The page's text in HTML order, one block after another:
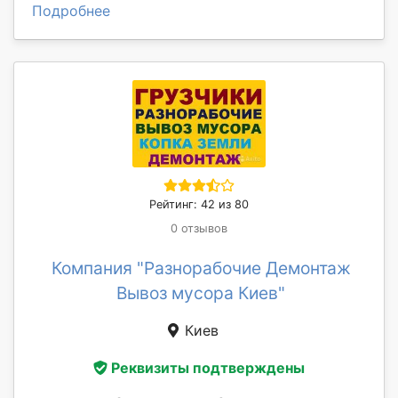
Подробнее
Рейтинг: 42 из 80
0 отзывов
Компания "Разнорабочие Демонтаж
Вывоз мусора Киев"
Киев
Реквизиты подтверждены